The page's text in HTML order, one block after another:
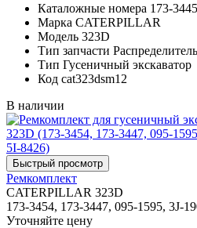
Каталожные номера 173-3445
Марка CATERPILLAR
Модель 323D
Тип запчасти
Тип Гусеничный экскаватор
Код cat323dsm12
В наличии
Ремкомплект
CATERPILLAR 323D
173-3454, 173-3447, 095-1595, 3J-
Уточняйте цену